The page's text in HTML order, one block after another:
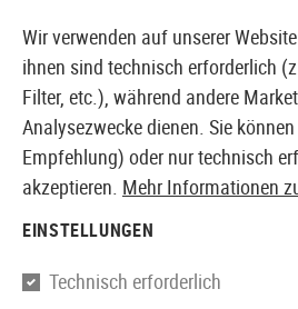
EUROPÄISCHER AIRSOFT SHOP
JTG
Wir verwenden auf unserer
ihnen sind technisch erforderlich
Filter, etc.), während andere
Analysezwecke dienen. Sie
Empfehlung) oder nur technisch
akzeptieren. Mehr Informationen
EINSTELLUNGEN
Technisch erforderlich